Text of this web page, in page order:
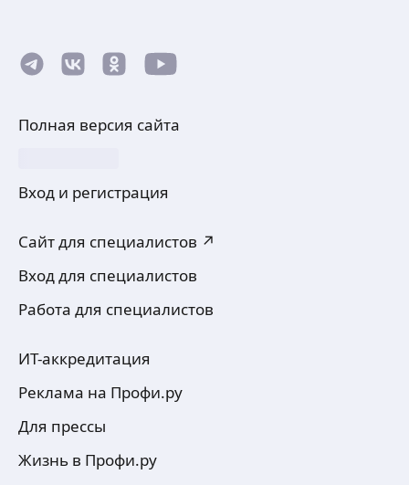
Полная версия сайта
Вход и регистрация
Сайт для специалистов ↗
Вход для специалистов
Работа для специалистов
ИТ-аккредитация
Реклама на Профи.ру
Для прессы
Жизнь в Профи.ру